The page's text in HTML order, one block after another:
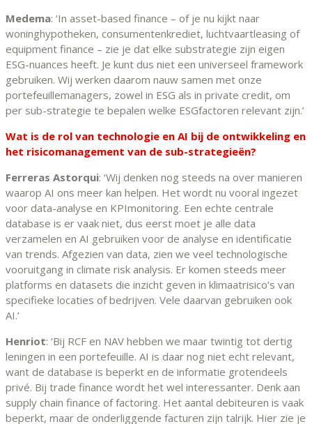
Medema: ‘In asset-based finance – of je nu kijkt naar
woninghypotheken, consumentenkrediet, luchtvaartleasing of
equipment finance – zie je dat elke substrategie zijn eigen
ESG-nuances heeft. Je kunt dus niet een universeel framework
gebruiken. Wij werken daarom nauw samen met onze
portefeuillemanagers, zowel in ESG als in private credit, om
per sub-strategie te bepalen welke ESGfactoren relevant zijn.’
Wat is de rol van technologie en AI bij de ontwikkeling en
het risicomanagement van de sub-strategieën?
Ferreras Astorqui: ‘Wij denken nog steeds na over manieren
waarop AI ons meer kan helpen. Het wordt nu vooral ingezet
voor data-analyse en KPImonitoring. Een echte centrale
database is er vaak niet, dus eerst moet je alle data
verzamelen en AI gebruiken voor de analyse en identificatie
van trends. Afgezien van data, zien we veel technologische
vooruitgang in climate risk analysis. Er komen steeds meer
platforms en datasets die inzicht geven in klimaatrisico’s van
specifieke locaties of bedrijven. Vele daarvan gebruiken ook
AI.’
Henriot: ‘Bij RCF en NAV hebben we maar twintig tot dertig
leningen in een portefeuille. AI is daar nog niet echt relevant,
want de database is beperkt en de informatie grotendeels
privé. Bij trade finance wordt het wel interessanter. Denk aan
supply chain finance of factoring. Het aantal debiteuren is vaak
beperkt, maar de onderliggende facturen zijn talrijk. Hier zie je